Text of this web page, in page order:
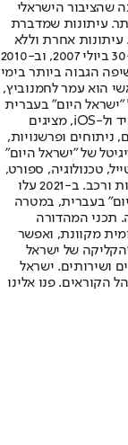
שהציבור הישראלי
עיתונות שמדברת
עיתונות אחרת וללא
תשלום. המהדורה המודפסת הראשונה פורסמה ב-30 ביולי 2007, וב-2010
הגבוה ביותר בימי
הוא עמר לחמנוביץ,
היום" בעברית
ובאנגלית, כמו כן היישומונים (אפליקציות) לאנדרואיד ול-iOS, מציגים
ניתוחים ופרשנויות,
של "ישראל היום"
טכנולוגיה, ספורט,
כלכלה וצרכנות, בריאות, חיילים, אוכל, יהדות, תיירות ורכב. ב-2021 עלו
בעברית, במטרה
תכני המהדורה
מקוונת, ואפשר
של ישראל
ושירותים. ישראל
הקוראים. פנו אלינו